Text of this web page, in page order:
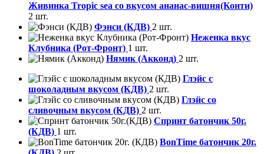
Живинка Tropic sea со вкусом ананас-вишня(Конти)
2 шт.
Фэнси (КДВ) 2 шт.
Неженка вкус
Клубника (Рот-Фронт) 1 шт.
Нямик (Акконд) 2 шт.
Глэйс с
шоколадным вкусом (КДВ) 2 шт.
Глэйс со
сливочным вкусом (КДВ) 2 шт.
Спринт батончик 50г.
(КДВ) 1 шт.
BonTime батончик 20г.